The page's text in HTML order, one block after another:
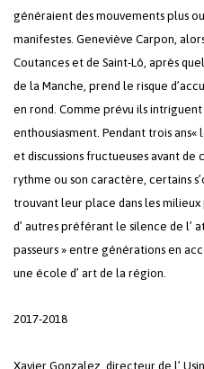
généraient des mouvements plus
manifestes. Geneviève Carpon,
Coutances et de Saint-Lô, après
de la Manche, prend le risque
en rond. Comme prévu ils
enthousiasment. Pendant trois
et discussions fructueuses avant de
rythme ou son caractère, certains
trouvant leur place dans les milieux
d’ autres préférant le silence de l’
passeurs » entre générations en
une école d’ art de la région.
2017-2018
Xavier Gonzalez, directeur de l’